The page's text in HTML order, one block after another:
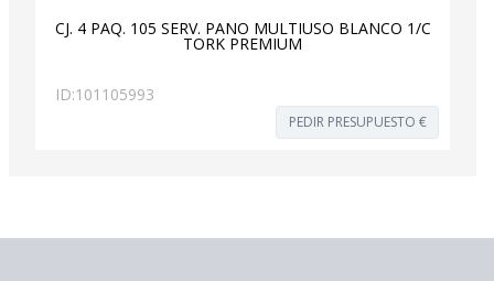
CJ. 4 PAQ. 105 SERV. PAÑO MULTIUSO BLANCO 1/C
TORK PREMIUM
ID:101105993
PEDIR PRESUPUESTO €